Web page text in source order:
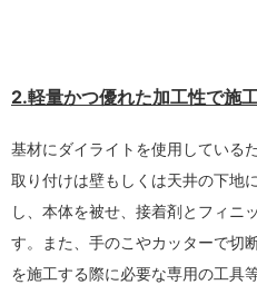
2.軽量かつ優れた加工性で施
基材にダイライトを使用している
取り付けは壁もしくは天井の下地
し、本体を被せ、接着剤とフィニ
す。また、手のこやカッターで切
を施工する際に必要な専用の工具